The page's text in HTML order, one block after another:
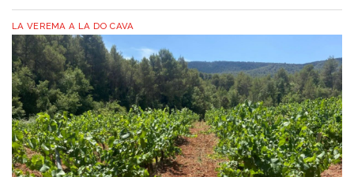
LA VEREMA A LA DO CAVA